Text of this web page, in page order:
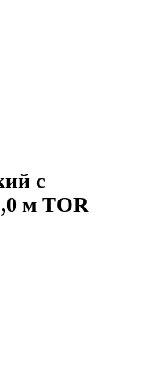
с
м TOR